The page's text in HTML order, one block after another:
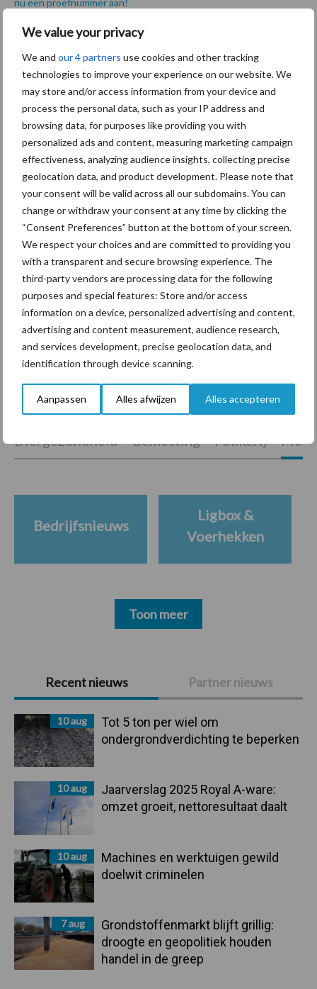
We value your privacy
We and our 4 partners use cookies and other tracking
technologies to improve your experience on our website. We
may store and/or access information from your device and
process the personal data, such as your IP address and
browsing data, for purposes like providing you with
personalized ads and content, measuring marketing campaign
effectiveness, analyzing audience insights, collecting precise
geolocation data, and product development. Please note that
your consent will be valid across all our subdomains. You can
change or withdraw your consent at any time by clicking the
“Consent Preferences” button at the bottom of your screen.
We respect your choices and are committed to providing you
with a transparent and secure browsing experience. The
third-party vendors are processing data for the following
purposes and special features: Store and/or access
information on a device, personalized advertising and content,
advertising and content measurement, audience research,
and services development, precise geolocation data, and
identification through device scanning.
Aanpassen Alles afwijzen Alles accepteren
nu een proefnummer aan!
Tekst: Erik Marcus – Remie Fiscaal Juridisch Adviesbureau
Primaire
Sidebar
Recent nieuws Partner nieuws
10 aug
Tot 5 ton per wiel om
ondergrondverdichting te beperken
10 aug
Jaarverslag 2025 Royal A-ware:
omzet groeit, nettoresultaat daalt
10 aug
Machines en werktuigen gewild
doelwit criminelen
7 aug
Grondstoffenmarkt blijft grillig:
droogte en geopolitiek houden
handel in de greep
Aanbevolen voor jou!
Tot 5 ton per wiel om
ondergrondverdichting te
beperken
Jaarverslag 2025 Royal A-
ware: omzet groeit,
nettoresultaat daalt
Machines en werktuigen
gewild doelwit criminelen
Themapagina's
Diergezondheid Bemesting Fokkerij
Bedrijfsnieuws
Ligbox &
Voerhekken
Toon meer